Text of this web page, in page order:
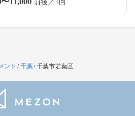
前後／1回
ント /千葉/千葉市若葉区